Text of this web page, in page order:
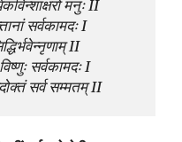
मनुः II
सर्वकामदः I
II
सर्वकामदः I
सर्व सम्मतम् II